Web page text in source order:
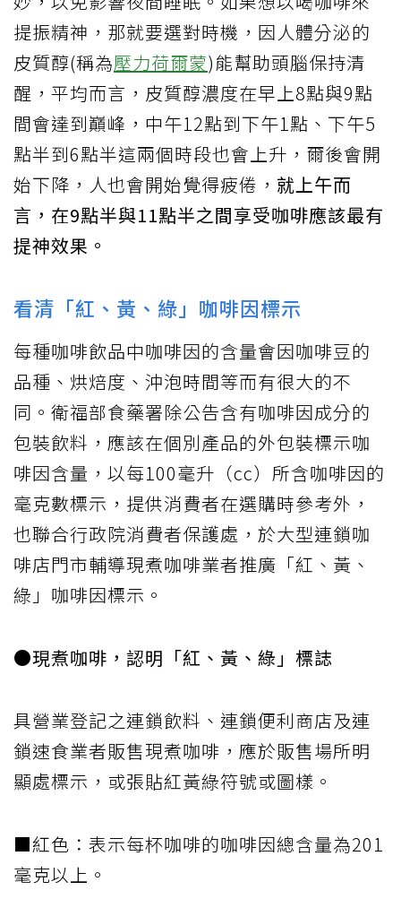
提振精神，那就要選對時機，因人體分泌的
皮質醇(稱為壓力荷爾蒙)能幫助頭腦保持清
醒，平均而言，皮質醇濃度在早上8點與9點
間會達到巔峰，中午12點到下午1點、下午5
點半到6點半這兩個時段也會上升，爾後會開
始下降，人也會開始覺得疲倦， 就上午而
言，在9點半與11點半之間享受咖啡應該最有
提神效果。
看清「紅、黃、綠」咖啡因標示
每種咖啡飲品中咖啡因的含量會因咖啡豆的
品種、烘焙度、沖泡時間等而有很大的不
同。衛福部食藥署除公告含有咖啡因成分的
包裝飲料，應該在個別產品的外包裝標示咖
啡因含量，以每100毫升（cc）所含咖啡因的
毫克數標示，提供消費者在選購時參考外，
也聯合行政院消費者保護處，於大型連鎖咖
啡店門市輔導現煮咖啡業者推廣「紅、黃、
綠」咖啡因標示。
●現煮咖啡，認明「紅、黃、綠」標誌
具營業登記之連鎖飲料、連鎖便利商店及連
鎖速食業者販售現煮咖啡，應於販售場所明
顯處標示，或張貼紅黃綠符號或圖樣。
■紅色：表示每杯咖啡的咖啡因總含量為201
毫克以上。